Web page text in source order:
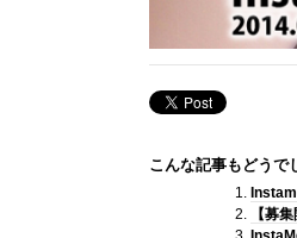
こんな記事もどうで
【募